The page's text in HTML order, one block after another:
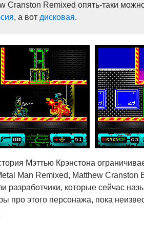
Cranston Remixed опять-таки
, а вот дисковая.
Мэттью Крэнстона
Man Remixed, Matthew Cranston
разработчики, которые сейчас
про этого персонажа, пока